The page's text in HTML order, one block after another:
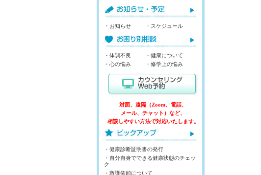
・お知らせ ・スケジュール
・体調不良
・健康について
・心の悩み
・修学上の悩み
対面、遠隔（Zoom、電話、
メール、チャット）など、
相談しやすい方法で対応いたします。
・健康診断証明書の発行
・自分自身でできる健康状態のチェッ
ク
・救護依頼について